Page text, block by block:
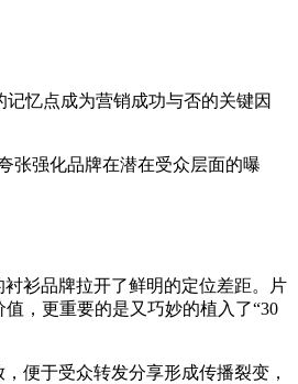
忆点成为营销成功与否的关键因
张强化品牌在潜在受众层面的曝
衫品牌拉开了鲜明的定位差距。片
，更重要的是又巧妙的植入了“30
便于受众转发分享形成传播裂变，